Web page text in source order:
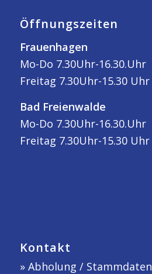
Öffnungszeiten
Frauenhagen
Mo-Do 7.30Uhr-16.30.Uhr
Freitag 7.30Uhr-15.30 Uhr
Bad Freienwalde
Mo-Do 7.30Uhr-16.30.Uhr
Freitag 7.30Uhr-15.30 Uhr
Kontakt
» Abholung / Stammdaten